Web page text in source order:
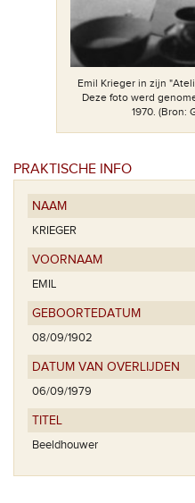
Emil Krieger in zijn
Deze foto werd
1970. (Bron:
PRAKTISCHE INFO
NAAM
KRIEGER
VOORNAAM
EMIL
GEBOORTEDATUM
08/09/1902
DATUM VAN OVERLIJDEN
06/09/1979
TITEL
Beeldhouwer